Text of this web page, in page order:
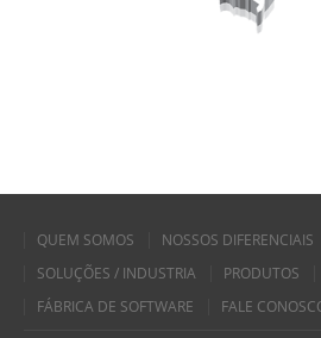
QUEM SOMOS
NOSSOS DIFERENCIAIS
SOLUÇÕES / INDUSTRIA
PRODUTOS
FÁBRICA DE SOFTWARE
FALE